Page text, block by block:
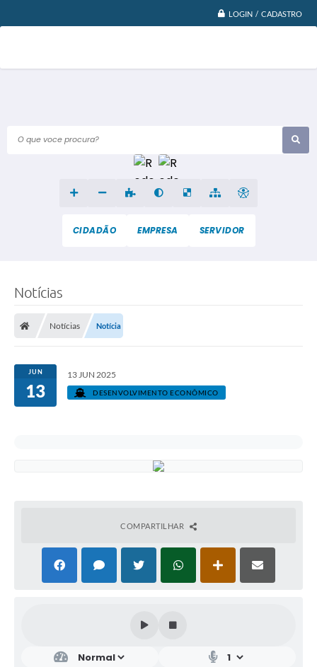
LOGIN / CADASTRO
O que voce procura?
CIDADÃO EMPRESA SERVIDOR
Notícias
Notícias Notícia
JUN
13
13 JUN 2025
DESENVOLVIMENTO ECONÔMICO
COMPARTILHAR